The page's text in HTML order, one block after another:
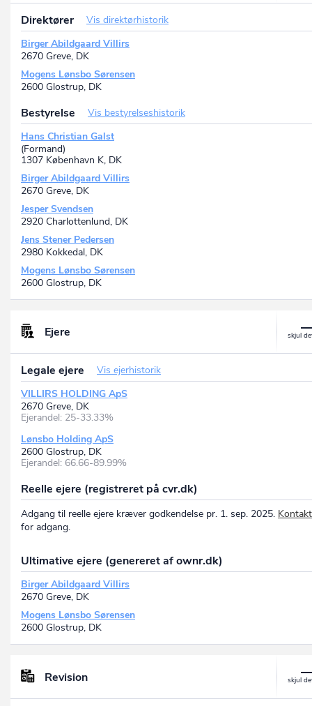
Direktører
Vis direktørhistorik
Birger Abildgaard Villirs
2670 Greve, DK
Mogens Lønsbo Sørensen
2600 Glostrup, DK
Bestyrelse
Vis bestyrelseshistorik
Hans Christian Galst
(Formand)
1307 København K, DK
Birger Abildgaard Villirs
2670 Greve, DK
Jesper Svendsen
2920 Charlottenlund, DK
Jens Stener Pedersen
2980 Kokkedal, DK
Mogens Lønsbo Sørensen
2600 Glostrup, DK
Ejere
Legale ejere
Vis ejerhistorik
VILLIRS HOLDING ApS
2670 Greve, DK
Ejerandel: 25-33.33%
Lønsbo Holding ApS
2600 Glostrup, DK
Ejerandel: 66.66-89.99%
Reelle ejere (registreret på cvr.dk)
Adgang til reelle ejere kræver godkendelse pr. 1. sep. 2025.
for adgang.
Ultimative ejere (genereret af ownr.dk)
Birger Abildgaard Villirs
2670 Greve, DK
Mogens Lønsbo Sørensen
2600 Glostrup, DK
Revision